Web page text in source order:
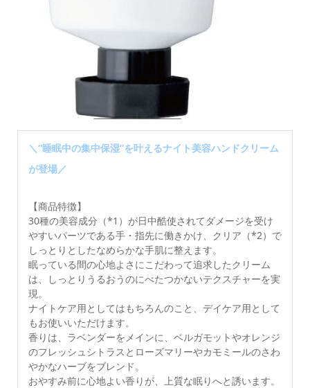
＼“睡眠中の集中保湿”を叶えるナイト美容ハンドクリーム
が登場／
【商品特徴】
30種の美容成分（*1）が日中酷使されてダメージを受け
やすいパーツである手・指先に働きかけ、クリア（*2）で
しっとりとしたなめらかな手肌に整えます。
眠っている間の心地よさにこだわって追求したクリーム
は、しっとりうるおうのにべたつかないテクスチャーを実
現。
ナイトケア用としてはもちろんのこと、デイケア用として
もお使いいただけます。
香りは、ラベンダーをメインに、ベルガモットやオレンジ
のフレッシュシトラスとローズマリーやカモミールのさわ
やかなハーブをブレンド。
おやすみ前に心地よい香りが、上質な眠りへと誘います。